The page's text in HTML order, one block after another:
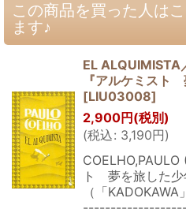
この商品を買った人は
ます♪
EL ALQUIMISTA
『アルケミスト
[LIU03008]
2,900円 (税別)
(税込: 3,190円)
ト 夢を旅した少
（「